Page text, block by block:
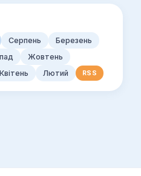
Серпень
Березень
Жовтень
Квітень Лютий RSS